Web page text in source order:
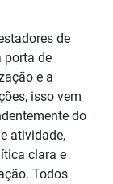
de
porta de
e a
isso vem
do
atividade,
clara e
Todos